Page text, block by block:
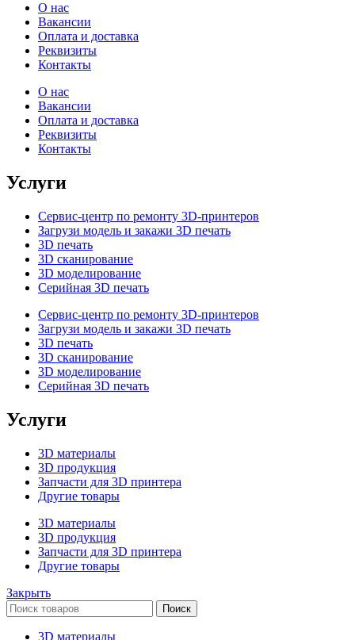
О нас
Вакансии
Оплата и доставка
Реквизиты
Контакты
О нас
Вакансии
Оплата и доставка
Реквизиты
Контакты
Услуги
Сервис-центр по ремонту 3D-принтеров
Загрузи модель и закажи 3D печать
3D печать
3D сканирование
3D моделирование
Серийная 3D печать
Сервис-центр по ремонту 3D-принтеров
Загрузи модель и закажи 3D печать
3D печать
3D сканирование
3D моделирование
Серийная 3D печать
Услуги
3D материалы
3D продукция
Запчасти для 3D принтера
Другие товары
3D материалы
3D продукция
Запчасти для 3D принтера
Другие товары
Закрыть
Поиск
3D материалы